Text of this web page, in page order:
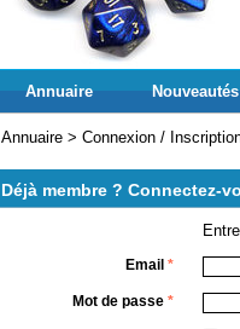
Annuaire Nouveautés
Annuaire > Connexion /
Déjà membre ? Connectez-
Email *
Mot de passe *